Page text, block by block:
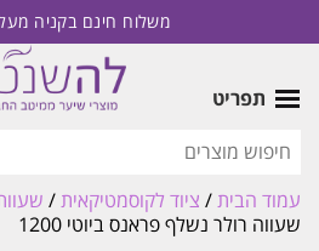
משלוח חינם בקניה מעל 199
תפריט
עמוד הבית/ ציוד לקוסמטיקאית/
שעווה רולר נשלף פראנס ביוטי 1200